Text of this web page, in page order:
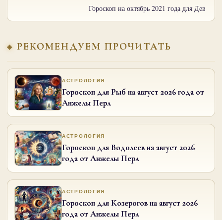
Гороскоп на октябрь 2021 года для Дев
РЕКОМЕНДУЕМ ПРОЧИТАТЬ
АСТРОЛОГИЯ
Гороскоп для Рыб на август 2026 года от
Анжелы Перл
АСТРОЛОГИЯ
Гороскоп для Водолеев на август 2026
года от Анжелы Перл
АСТРОЛОГИЯ
Гороскоп для Козерогов на август 2026
года от Анжелы Перл